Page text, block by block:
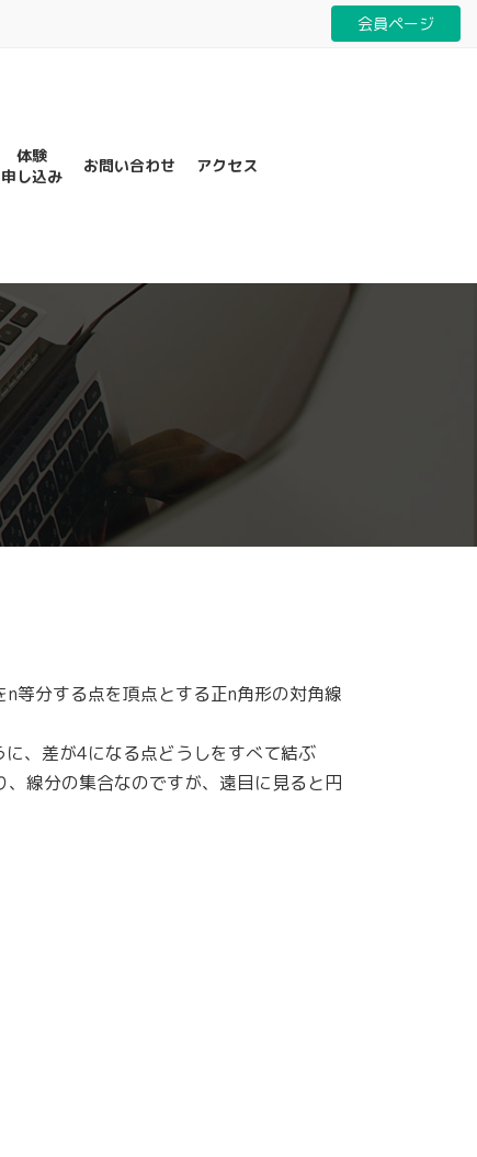
会員ページ
体験
申し込み
お問い合わせ アクセス
等分する点を頂点とする正n角形の対角線
、差が4になる点どうしをすべて結ぶ
線分の集合なのですが、遠目に見ると円